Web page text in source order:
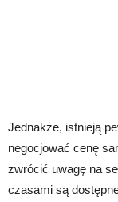
Jednakże, istnieją
negocjować cenę
zwrócić uwagę na
czasami są